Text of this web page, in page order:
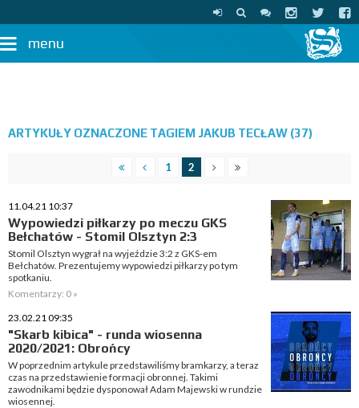
menu
ARTYKUŁY OZNACZONE TAGIEM JAKUB TECŁAW (37)
1 2
11.04.21 10:37
Wypowiedzi piłkarzy po meczu GKS
Bełchatów - Stomil Olsztyn 2:3
Stomil Olsztyn wygrał na wyjeździe 3:2 z GKS-em
Bełchatów. Prezentujemy wypowiedzi piłkarzy po tym
spotkaniu.
Komentarzy: 0 »
23.02.21 09:35
"Skarb kibica" - runda wiosenna
2020/2021: Obrońcy
W poprzednim artykule przedstawiliśmy bramkarzy, a teraz
czas na przedstawienie formacji obronnej. Takimi
zawodnikami będzie dysponował Adam Majewski w rundzie
wiosennej.